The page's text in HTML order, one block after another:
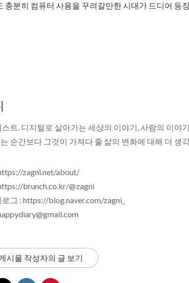
충분히 컴퓨터 사용을 꾸려갈만한 시대가 드디어 등
트. 디지털로 살아가는 세상의 이야기, 사람의 이야
순간보다 그것이 가져다 줄 삶의 변화에 대해 더 생
zagni.net/about/
brunch.co.kr/@zagni
그 : https://blog.naver.com/zagni_
시물 작성자의 글 보기